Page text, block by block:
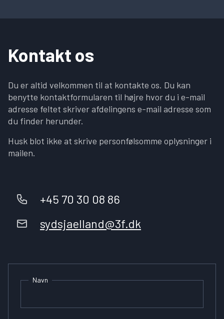
Kontakt os
Du er altid velkommen til at kontakte os. Du kan
benytte kontaktformularen til højre hvor du i e-mail
adresse feltet skriver afdelingens e-mail adresse som
du finder herunder.
Husk blot ikke at skrive personfølsomme oplysninger i
mailen.
+45 70 30 08 86
sydsjaelland@3f.dk
Navn